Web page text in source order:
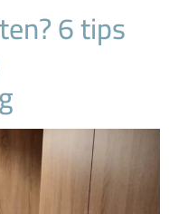
6 tips